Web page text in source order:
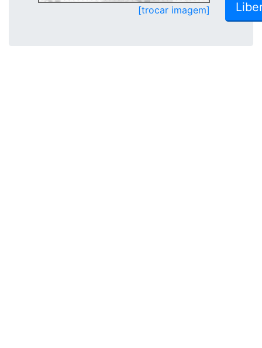
[trocar imagem]